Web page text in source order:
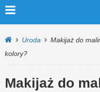
Uroda
Makijaż do
kolory?
Makijaż do